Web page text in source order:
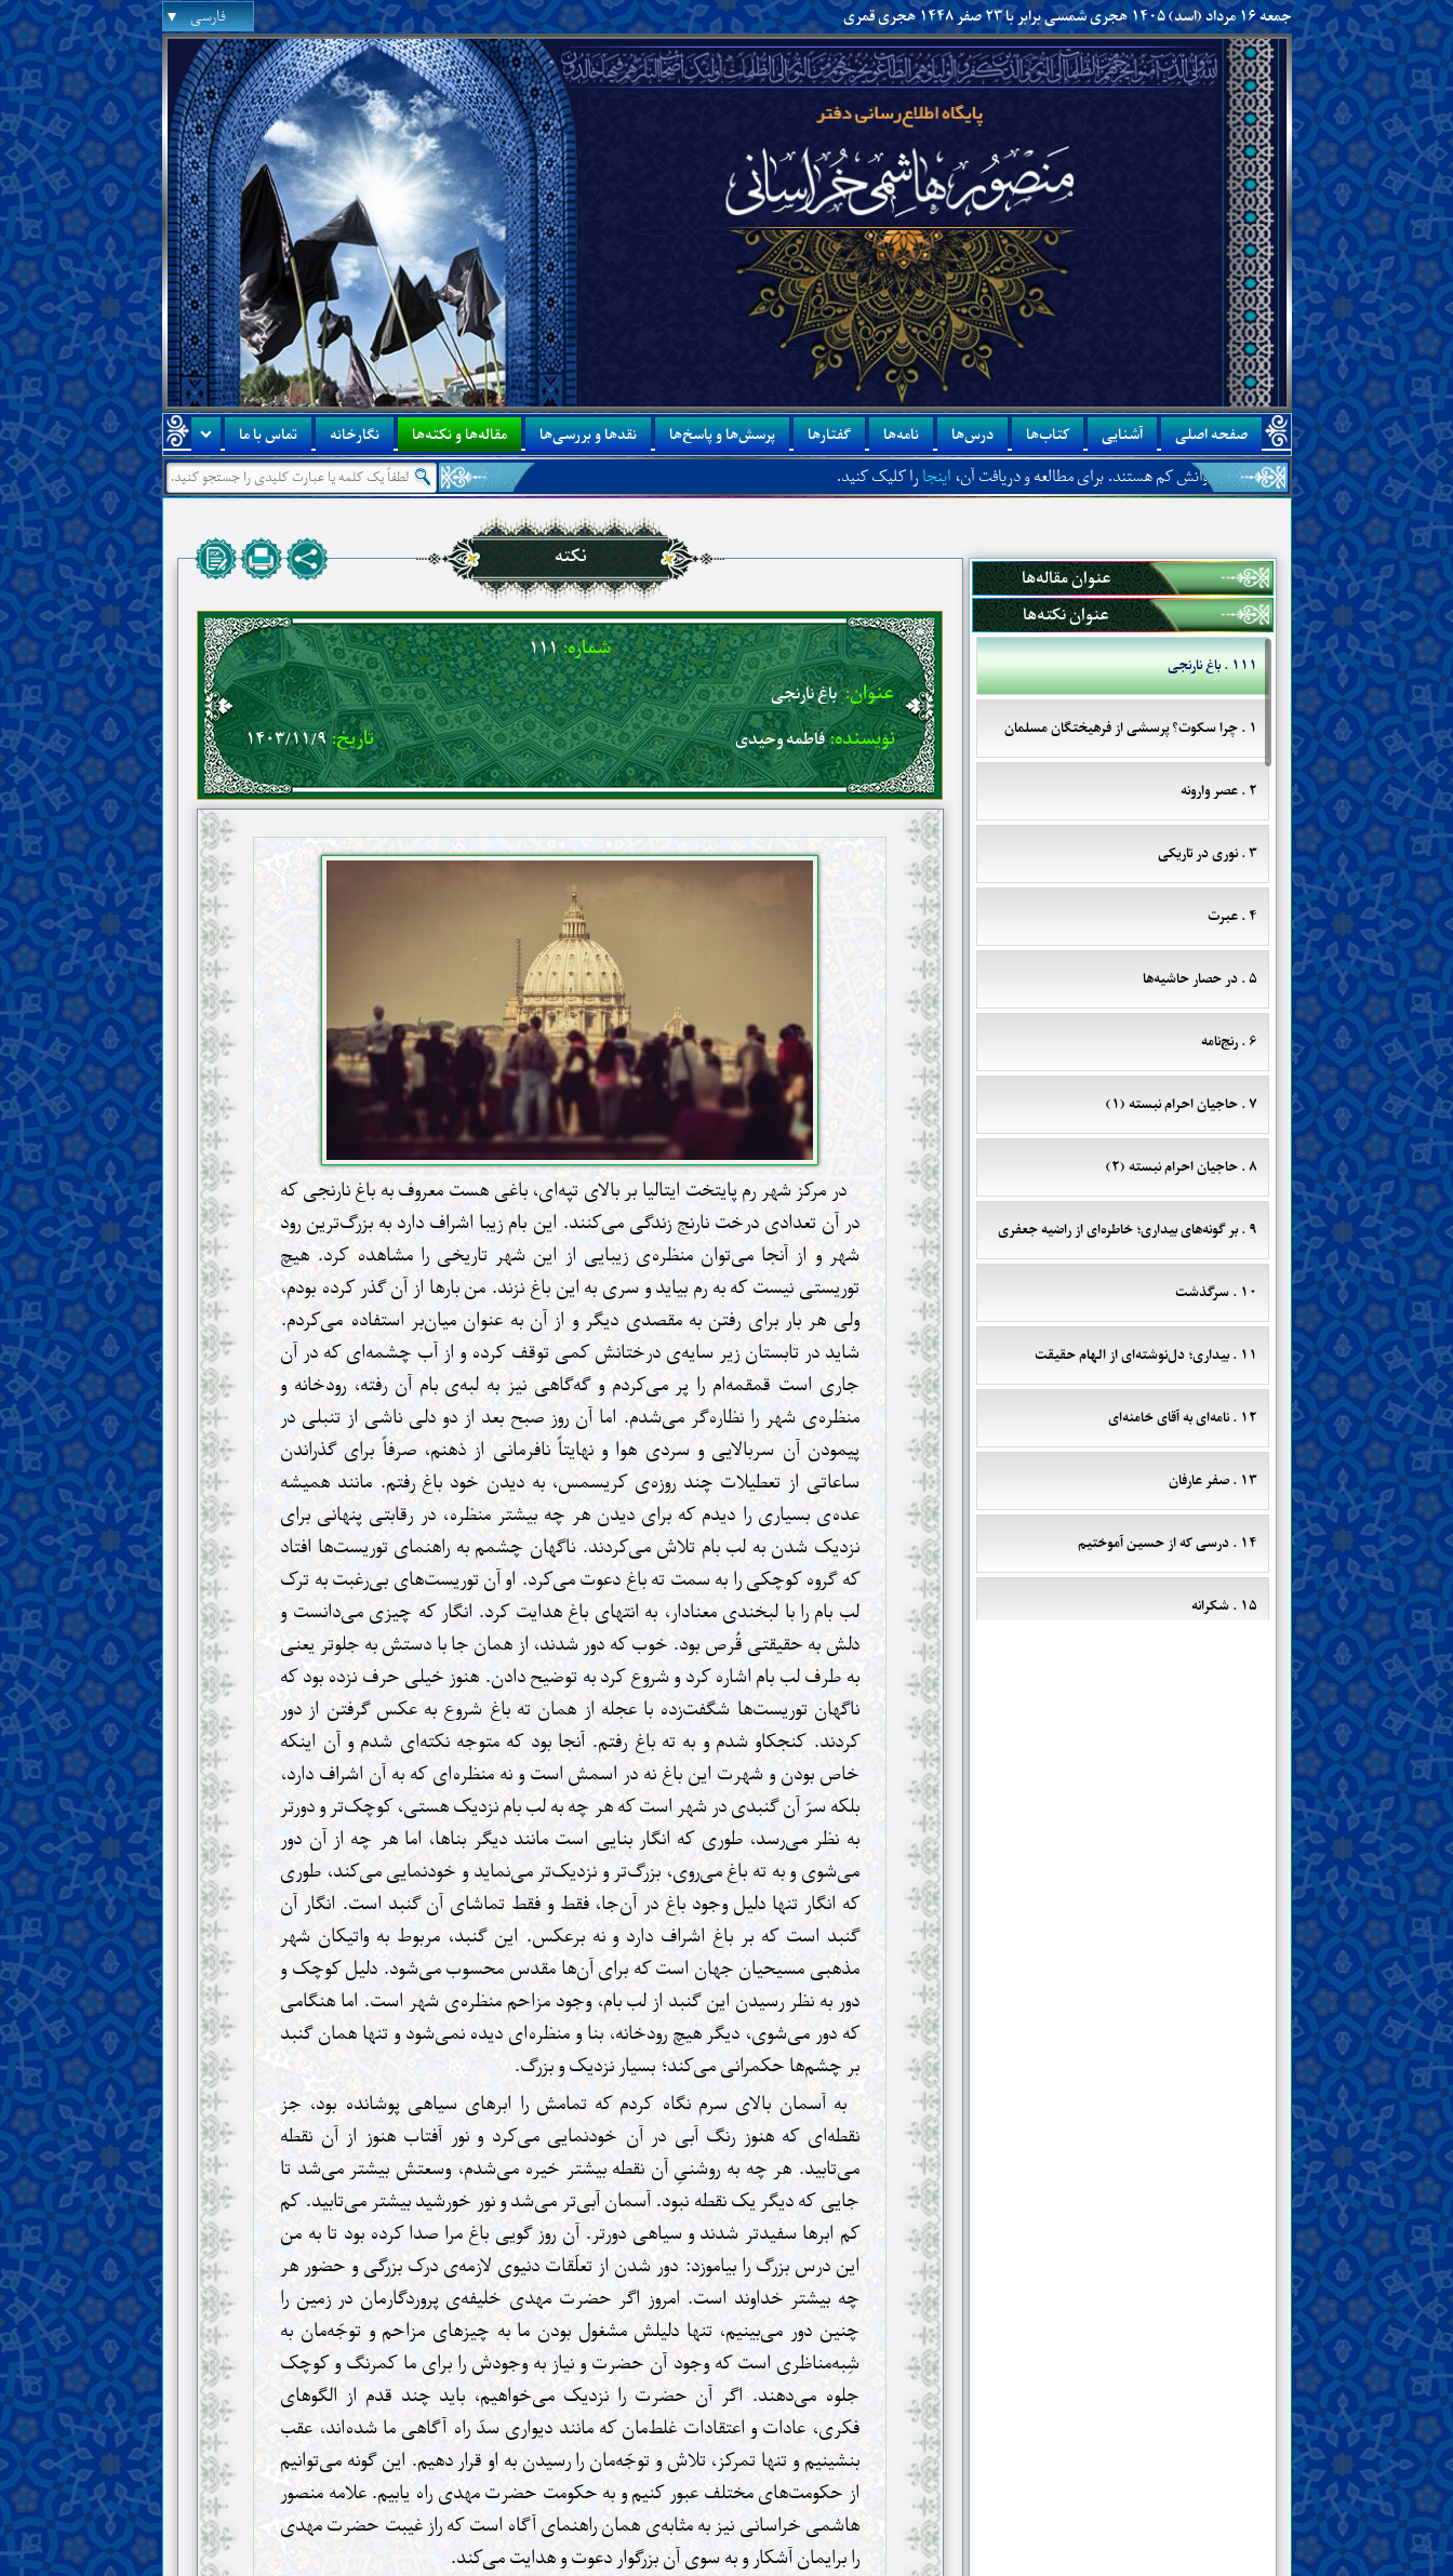
جمعه ۱۶ مرداد (اسد) ۱۴۰۵ هجری شمسی برابر با ۲۳ صفر ۱۴۴۸ هجری قمری فارسی
صفحه اصلی آشنایی کتاب‌ها درس‌ها نامه‌ها گفتارها پرسش‌ها و پاسخ‌ها نقدها و بررسی‌ها مقاله‌ها و نکته‌ها نگارخانه تماس با ما
چرا یاران و پیروانش کم هستند. برای مطالعه و دریافت آن،اینجارا کلیک کنید. ●درس جدید:درس‌هایی از آن جناب درباره‌ی اینکه
نکته
شماره:۱۱۱
عنوان: باغ نارنجی
نویسنده:فاطمه وحیدی تاریخ:۱۴۰۳/۱۱/۹
در مرکز شهر رم پایتخت ایتالیا بر بالای تپه‌ای، باغی هست معروف به باغ نارنجی که
در آن تعدادی درخت نارنج زندگی می‌کنند. این بام زیبا اشراف دارد به بزرگ‌ترین رود
شهر و از آنجا می‌توان منظره‌ی زیبایی از این شهر تاریخی را مشاهده کرد. هیچ
توریستی نیست که به رم بیاید و سری به این باغ نزند. من بارها از آن گذر کرده بودم،
ولی هر بار برای رفتن به مقصدی دیگر و از آن به عنوان میان‌بر استفاده می‌کردم.
شاید در تابستان زیر سایه‌ی درختانش کمی توقف کرده و از آب چشمه‌ای که در آن
جاری است قمقمه‌ام را پر می‌کردم و گه‌گاهی نیز به لبه‌ی بام آن رفته، رودخانه و
منظره‌ی شهر را نظاره‌گر می‌شدم. اما آن روز صبح بعد از دو دلی ناشی از تنبلی در
پیمودن آن سربالایی و سردی هوا و نهایتاً نافرمانی از ذهنم، صرفاً برای گذراندن
ساعاتی از تعطیلات چند روزه‌ی کریسمس، به دیدن خود باغ رفتم. مانند همیشه
عده‌ی بسیاری را دیدم که برای دیدن هر چه بیشتر منظره، در رقابتی پنهانی برای
نزدیک شدن به لب بام تلاش می‌کردند. ناگهان چشمم به راهنمای توریست‌ها افتاد
که گروه کوچکی را به سمت ته باغ دعوت می‌کرد. او آن توریست‌های بی‌رغبت به ترک
لب بام را با لبخندی معنادار، به انتهای باغ هدایت کرد. انگار که چیزی می‌دانست و
دلش به حقیقتی قُرص بود. خوب که دور شدند، از همان جا با دستش به جلوتر یعنی
به طرف لب بام اشاره کرد و شروع کرد به توضیح دادن. هنوز خیلی حرف نزده بود که
ناگهان توریست‌ها شگفت‌زده با عجله از همان ته باغ شروع به عکس گرفتن از دور
کردند. کنجکاو شدم و به ته باغ رفتم. آنجا بود که متوجه نکته‌ای شدم و آن اینکه
خاص بودن و شهرت این باغ نه در اسمش است و نه منظره‌ای که به آن اشراف دارد،
بلکه سرّ آن گنبدی در شهر است که هر چه به لب بام نزدیک هستی، کوچک‌تر و دورتر
به نظر می‌رسد، طوری که انگار بنایی است مانند دیگر بناها، اما هر چه از آن دور
می‌شوی و به ته باغ می‌روی، بزرگ‌تر و نزدیک‌تر می‌نماید و خودنمایی می‌کند، طوری
که انگار تنها دلیل وجود باغ در آن‌جا، فقط و فقط تماشای آن گنبد است. انگار آن
گنبد است که بر باغ اشراف دارد و نه برعکس. این گنبد، مربوط به واتیکان شهر
مذهبی مسیحیان جهان است که برای آن‌ها مقدس محسوب می‌شود. دلیل کوچک و
دور به نظر رسیدن اين گنبد از لب بام، وجود مزاحم منظره‌ی شهر است. اما هنگامی
که دور می‌شوی، دیگر هیچ رودخانه، بنا و منظره‌ای دیده نمی‌شود و تنها همان گنبد
بر چشم‌ها حکمرانی می‌کند؛ بسیار نزدیک و بزرگ.
به آسمان بالای سرم نگاه کردم که تمامش را ابرهای سیاهی پوشانده بود، جز
نقطه‌ای که هنوز رنگ آبی در آن خودنمایی می‌کرد و نور آفتاب هنوز از آن نقطه
می‌تابید. هر چه به روشنیِ آن نقطه بیشتر خیره می‌شدم، وسعتش بیشتر می‌شد تا
جایی که دیگر یک نقطه نبود. آسمان آبی‌تر می‌شد و نور خورشید بیشتر می‌تابید. کم
کم ابرها سفیدتر شدند و سیاهی دورتر. آن روز گویی باغ مرا صدا کرده بود تا به من
این درس بزرگ را بیاموزد: دور شدن از تعلّقات دنیوی لازمه‌ی درک بزرگی و حضور هر
چه بیشتر خداوند است. امروز اگر حضرت مهدی خلیفه‌ی پروردگارمان در زمین را
چنین دور می‌بینیم، تنها دلیلش مشغول بودن ما به چیزهای مزاحم و توجّه‌مان به
شِبه‌مناظری است که وجود آن حضرت و نیاز به وجودش را برای ما کمرنگ و کوچک
جلوه می‌دهند. اگر آن حضرت را نزدیک می‌خواهیم، باید چند قدم از الگوهای
فکری، عادات و اعتقادات غلط‌مان که مانند دیواری سدّ راه آگاهی ما شده‌اند، عقب
بنشینیم و تنها تمرکز، تلاش و توجّه‌مان را رسیدن به او قرار دهیم. این گونه می‌توانیم
از حکومت‌های مختلف عبور کنیم و به حکومت حضرت مهدی راه یابیم. علامه منصور
هاشمی خراسانی نیز به مثابه‌ی همان راهنمای آگاه است که راز غیبت حضرت مهدی
را برایمان آشکار و به سوی آن بزرگوار دعوت و هدایت می‌کند.
عنوان مقاله‌ها
عنوان نکته‌ها
۱۱۱ . باغ نارنجی
۱ . چرا سکوت؟ پرسشی از فرهیختگان مسلمان
۲ . عصر وارونه
۳ . نوری در تاریکی
۴ . عبرت
۵ . در حصار حاشیه‌ها
۶ . رنج‌نامه
۷ . حاجیان احرام نبسته (۱)
۸ . حاجیان احرام نبسته (۲)
۹ . بر گونه‌های بیداری؛ خاطره‌ای از راضیه جعفری
۱۰ . سرگذشت
۱۱ . بیداری؛ دل‌نوشته‌ای از الهام حقیقت
۱۲ . نامه‌ای به آقای خامنه‌ای
۱۳ . صفر عارفان
۱۴ . درسی که از حسین آموختیم
۱۵ . شکرانه